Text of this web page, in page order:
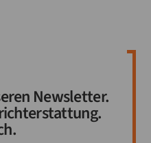
Newsletter.